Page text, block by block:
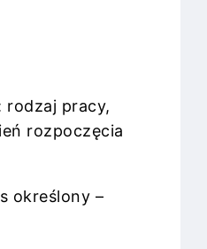
rodzaj pracy,
rozpoczęcia
określony –